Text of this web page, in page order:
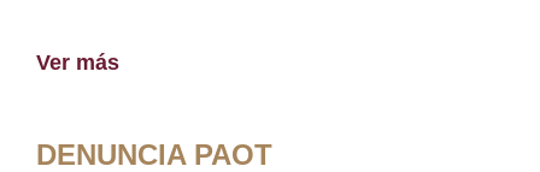
Ver más
DENUNCIA PAOT